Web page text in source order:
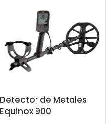
Detector de Metales
Equinox 900